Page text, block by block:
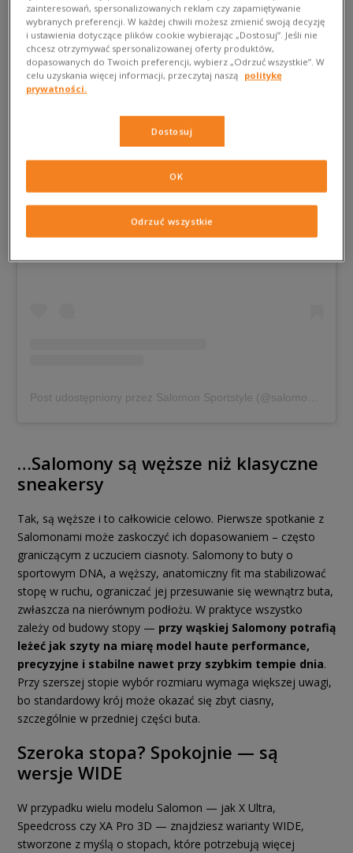
Wyświetl ten post na Instagramie
…Salomony są węższe niż klasyczne
sneakersy
Tak, są węższe i to całkowicie celowo. Pierwsze spotkanie z
Salomonami może zaskoczyć ich dopasowaniem – często
graniczącym z uczuciem ciasnoty. Salomony to buty o
sportowym DNA, a węższy, anatomiczny fit ma stabilizować
stopę w ruchu, ograniczać jej przesuwanie się wewnątrz buta,
zwłaszcza na nierównym podłożu. W praktyce wszystko
zależy od budowy stopy — przy wąskiej Salomony potrafią
leżeć jak szyty na miarę model haute performance,
precyzyjne i stabilne nawet przy szybkim tempie dnia.
Przy szerszej stopie wybór rozmiaru wymaga większej uwagi,
bo standardowy krój może okazać się zbyt ciasny,
szczególnie w przedniej części buta.
Szeroka stopa? Spokojnie — są
wersje WIDE
W przypadku wielu modelu Salomon — jak X Ultra,
Speedcross czy XA Pro 3D — znajdziesz warianty WIDE,
stworzone z myślą o stopach, które potrzebują więcej
zainteresowań, spersonalizowanych reklam czy zapamiętywanie
wybranych preferencji. W każdej chwili możesz zmienić swoją decyzję
i ustawienia dotyczące plików cookie wybierając „Dostosuj”. Jeśli nie
chcesz otrzymywać spersonalizowanej oferty produktów,
dopasowanych do Twoich preferencji, wybierz „Odrzuć wszystkie”. W
celu uzyskania więcej informacji, przeczytaj naszą politykę
prywatności.
Dostosuj
Odrzuć wszystkie
OK